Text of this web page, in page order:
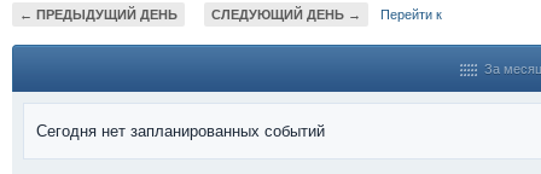
← ПРЕДЫДУЩИЙ ДЕНЬ СЛЕДУЮЩИЙ ДЕНЬ → Перейти к
За месяц
Сегодня нет запланированных событий